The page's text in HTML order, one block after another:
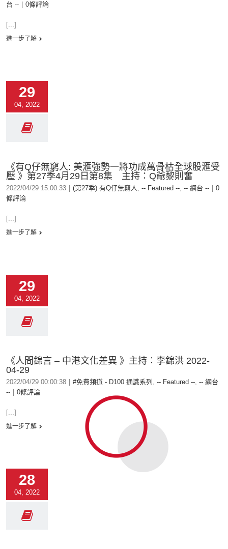
台 --
0條評論
[...]
進一步了解
29
04, 2022
《有Q仔無窮人: 美滙強勢一將功成萬骨枯全球股滙受
壓 》第27季4月29日第8集 主持：Q爺黎則奮
2022/04/29 15:00:33 (第27季) 有Q仔無窮人, -- Featured --, -- 網台 --
0
條評論
[...]
進一步了解
29
04, 2022
《人間錦言 – 中港文化差異 》主持︰李錦洪 2022-
04-29
2022/04/29 00:00:38 #免費頻道 - D100 通識系列 , -- Featured --, -- 網台
--
0條評論
[...]
進一步了解
28
04, 2022